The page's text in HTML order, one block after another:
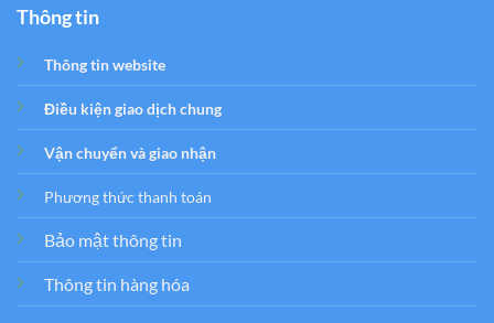
Thông tin
Thông tin website
Điều kiện giao dịch chung
Vận chuyển và giao nhận
Phương thức thanh toán
Bảo mật thông tin
Thông tin hàng hóa